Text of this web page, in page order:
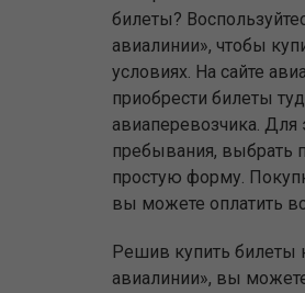
билеты?
авиалинии», чтобы
условиях. На сайте
приобрести билеты
авиаперевозчика. Для
пребывания, выбрать
простую форму.
вы можете оплатить
Решив купить билеты
авиалинии», вы